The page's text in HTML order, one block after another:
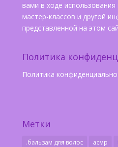
вами в ходе
мастер-классов и другой
представленной на этом
Политика
Политика
Метки
.бальзам для волос асмр